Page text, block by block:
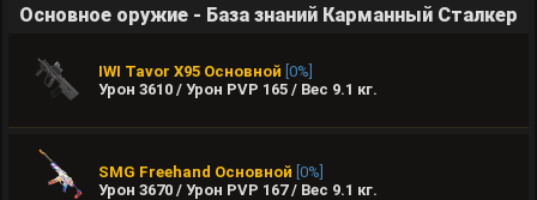
Основное оружие - База знаний Карманный Сталкер
IWI Tavor X95 Основной [0%]
Урон 3610 / Урон PVP 165 / Вес 9.1 кг.
SMG Freehand Основной [0%]
Урон 3670 / Урон PVP 167 / Вес 9.1 кг.